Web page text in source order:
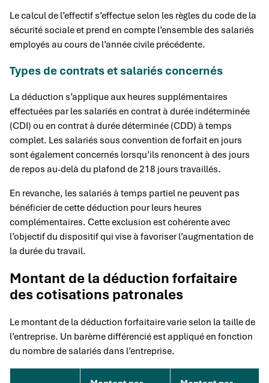
Le calcul de l’effectif s’effectue selon les règles du code de la
sécurité sociale et prend en compte l’ensemble des salariés
employés au cours de l’année civile précédente.
Types de contrats et salariés concernés
La déduction s’applique aux heures supplémentaires
effectuées par les salariés en contrat à durée indéterminée
(CDI) ou en contrat à durée déterminée (CDD) à temps
complet. Les salariés sous convention de forfait en jours
sont également concernés lorsqu’ils renoncent à des jours
de repos au-delà du plafond de 218 jours travaillés.
En revanche, les salariés à temps partiel ne peuvent pas
bénéficier de cette déduction pour leurs heures
complémentaires. Cette exclusion est cohérente avec
l’objectif du dispositif qui vise à favoriser l’augmentation de
la durée du travail.
Montant de la déduction forfaitaire
des cotisations patronales
Le montant de la déduction forfaitaire varie selon la taille de
l’entreprise. Un barème différencié est appliqué en fonction
du nombre de salariés dans l’entreprise.